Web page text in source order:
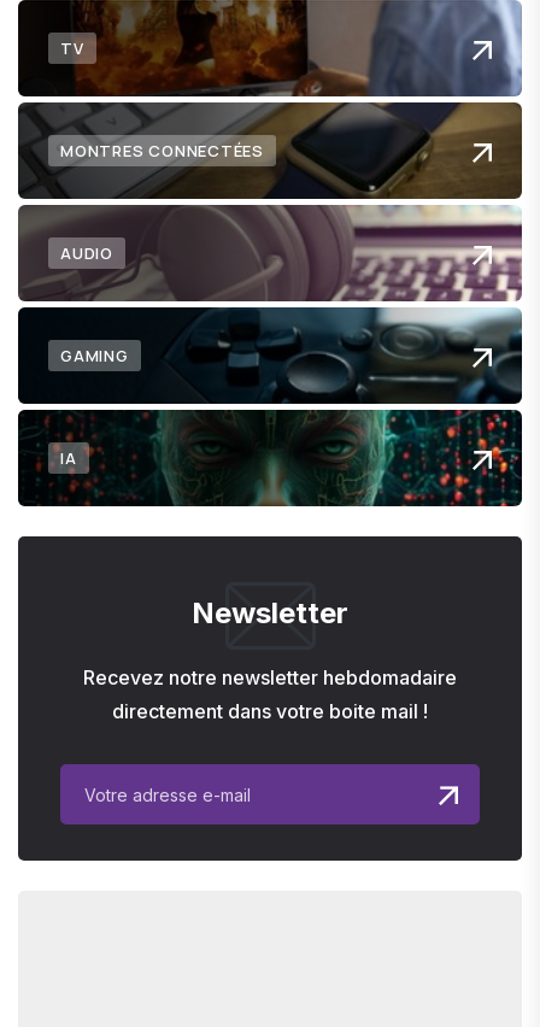
TV
MONTRES CONNECTÉES
AUDIO
GAMING
IA
Newsletter
Recevez notre newsletter hebdomadaire
directement dans votre boite mail !